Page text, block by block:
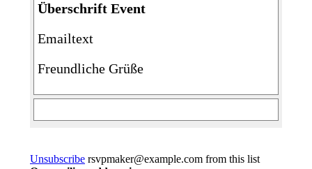
Überschrift Event
Emailtext
Freundliche Grüße
Unsubscribe rsvpmaker@example.com from this list